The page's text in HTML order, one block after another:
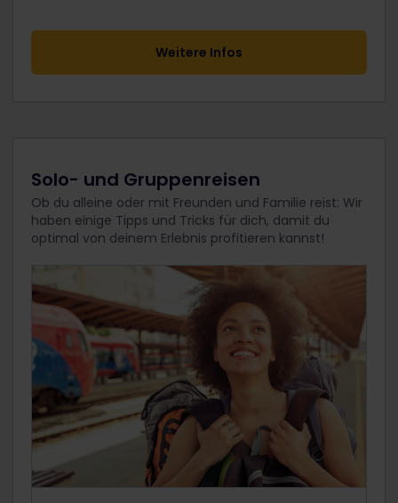
Weitere Infos
Solo- und Gruppenreisen
Ob du alleine oder mit Freunden und Familie reist: Wir
haben einige Tipps und Tricks für dich, damit du
optimal von deinem Erlebnis profitieren kannst!